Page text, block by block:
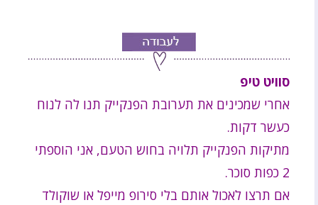
סוויט טיפ
אחרי שמכינים את תערובת הפנקייק תנו לה לנוח
כעשר דקות.
מתיקות הפנקייק תלויה בחוש הטעם, אני הוספתי
2 כפות סוכר.
אם תרצו לאכול אותם בלי סירופ מייפל או שוקולד